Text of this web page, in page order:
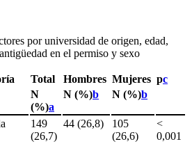
por universidad de origen, edad,
en el permiso y sexo
Total Hombres Mujeres pc
N
(%)a
N (%)b N (%)b
149
(26,7)
44 (26,8)
105
(26,6)
<
0,001